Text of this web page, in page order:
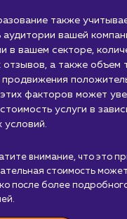
(SERM)
₽
репутацией в
многоаспектная
и поддержание